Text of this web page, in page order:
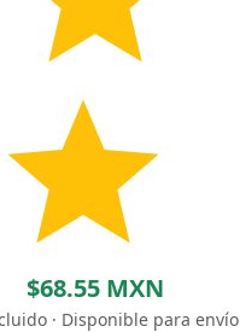
$68.55 MXN
· Disponible para envío